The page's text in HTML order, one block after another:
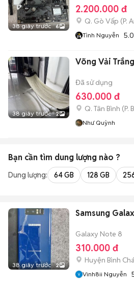
38 giây trước 6
2.200.000 đ
Q. Gò Vấp (P.
Tình Nguyễn 5.0
38 giây trước 2
Võng Vải
Đã sử dụng
630.000 đ
Q. Tân Bình (P.
Như Quỳnh
Bạn cần tìm dung lượng nào ?
Dung lượng: 64 GB 128 GB
38 giây trước 2
Samsung
Galaxy Note 8
310.000 đ
Huyện Bình
Vinh8ii Nguyễn